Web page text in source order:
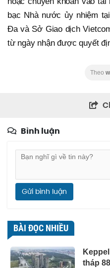
bạc Nhà nước ủy nhiệm
Đa và Sở Giao dịch
từ ngày nhận được quyết
Theo
Bình luận
Gửi bình luận
BÀI ĐỌC NHIỀU
tháp